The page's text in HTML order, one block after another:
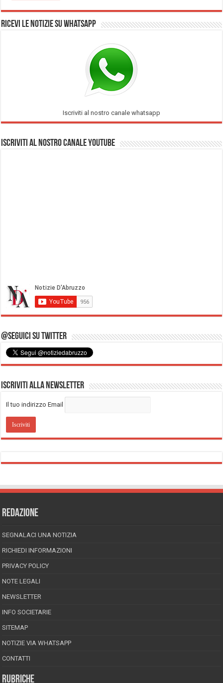
Ricevi le notizie su Whatsapp
Iscriviti al nostro canale whatsapp
Iscriviti al nostro Canale Youtube
@Seguici su Twitter
Iscriviti alla Newsletter
Il tuo indirizzo Email
REDAZIONE
SEGNALACI UNA NOTIZIA
RICHIEDI INFORMAZIONI
PRIVACY POLICY
NOTE LEGALI
NEWSLETTER
INFO SOCIETARIE
SITEMAP
NOTIZIE VIA WHATSAPP
CONTATTI
RUBRICHE